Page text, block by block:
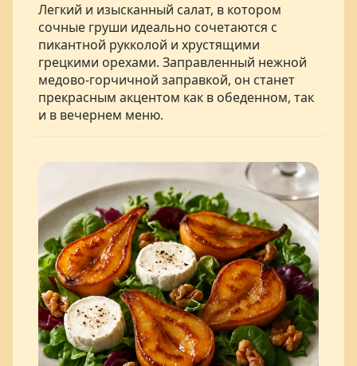
Легкий и изысканный салат, в котором
сочные груши идеально сочетаются с
пикантной рукколой и хрустящими
грецкими орехами. Заправленный нежной
медово-горчичной заправкой, он станет
прекрасным акцентом как в обеденном, так
и в вечернем меню.